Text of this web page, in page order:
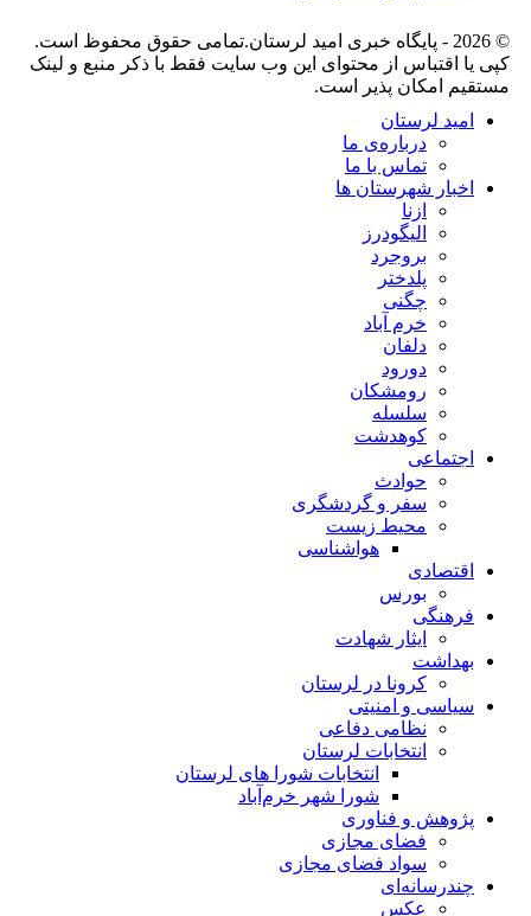
© 2026 - پایگاه خبری اميد لرستان.تمامی حقوق محفوظ است.
کپی یا اقتباس از محتوای این وب سایت فقط با ذکر منبع و لینک
مستقیم امکان پذیر است.
امید لرستان
درباره‌ی ما
تماس با ما
اخبار شهرستان ها
ازنا
الیگودرز
بروجرد
پلدختر
چگنی
خرم آباد
دلفان
دورود
رومشکان
سلسله
کوهدشت
اجتماعی
حوادث
سفر و گردشگری
محیط زیست
هواشناسی
اقتصادی
بورس
فرهنگی
ایثار شهادت
بهداشت
کرونا در لرستان
سیاسی و امنیتی
نظامی دفاعی
انتخابات لرستان
انتخابات شورا های لرستان
شورا شهر خرم‌آباد
پژوهش و فناوری
فضای مجازی
سواد فضای مجازی
چندرسانه‌ای
عكس